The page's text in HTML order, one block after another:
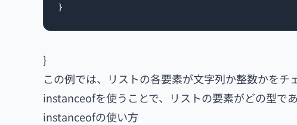
}
この例では、リストの各要素が文字列か整数かを
instanceofを使うことで、リストの要素がどの型で
instanceofの使い方